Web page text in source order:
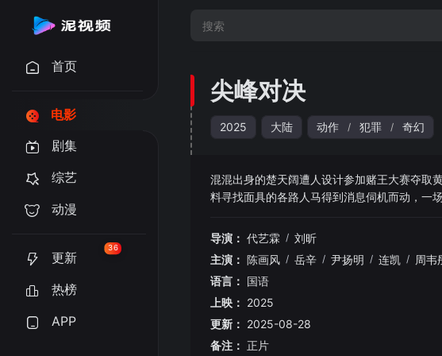
首页
电影
剧集
综艺
动漫
更新
36
热榜
APP
尖峰对决
2025 大陆 动作 / 犯罪 / 奇幻
混混出身的楚天阔遭人设计参加赌王大赛夺取
料寻找面具的各路人马得到消息伺机而动，一
导演： 代艺霖 / 刘昕
主演： 陈画风 / 岳辛 / 尹扬明 / 连凯 / 周韦
语言： 国语
上映： 2025
更新： 2025-08-28
备注： 正片